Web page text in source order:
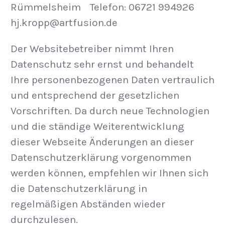
Rümmelsheim Telefon: 06721 994926
hj.kropp@artfusion.de
Der Websitebetreiber nimmt Ihren
Datenschutz sehr ernst und behandelt
Ihre personenbezogenen Daten vertraulich
und entsprechend der gesetzlichen
Vorschriften. Da durch neue Technologien
und die ständige Weiterentwicklung
dieser Webseite Änderungen an dieser
Datenschutzerklärung vorgenommen
werden können, empfehlen wir Ihnen sich
die Datenschutzerklärung in
regelmäßigen Abständen wieder
durchzulesen.